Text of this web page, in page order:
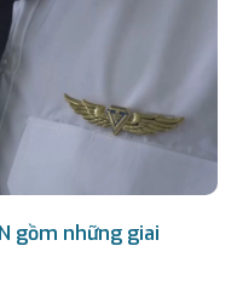
gồm những giai